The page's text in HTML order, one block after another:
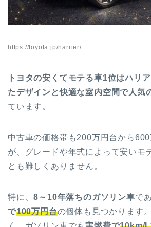
https://toyota.jp/harrier/
トヨタの安くてモテる車1位はハリ
たデザインと快適な室内空間で人気
ています。
中古車の価格帯も200万円台から
が、グレードや年式によって安いモ
とも難しくありません。
特に、8～10年落ちのガソリン車で
で100万円台の個体も見つかります